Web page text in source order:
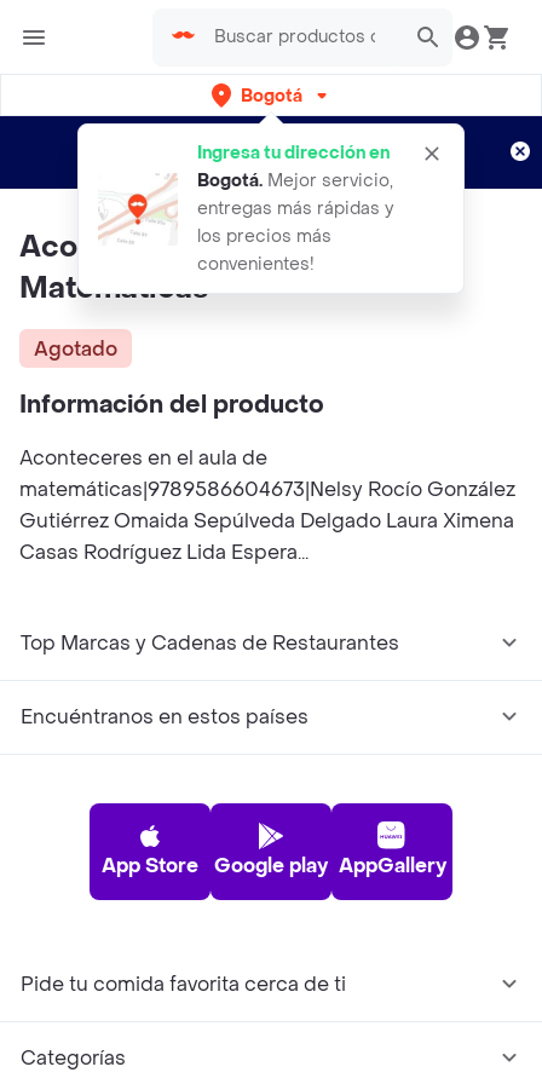
Bogotá
Ingresa tu dirección en
Bogotá. Mejor servicio,
entregas más rápidas y
los precios más
convenientes!
envíos gratis por semanas
Aplican TyC
Aconteceres en El Aula de
Matemáticas
Agotado
Información del producto
Aconteceres en el aula de
matemáticas|9789586604673|Nelsy Rocío González
Gutiérrez Omaida Sepúlveda Delgado Laura Ximena
Casas Rodríguez Lida Espera...
Top Marcas y Cadenas de Restaurantes
Encuéntranos en estos países
App Store Google play AppGallery
Pide tu comida favorita cerca de ti
Categorías